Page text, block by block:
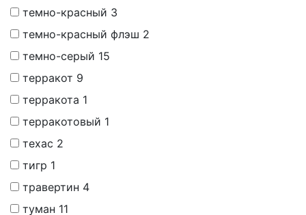
темно-красный 3
темно-красный флэш 2
темно-серый 15
терракот 9
терракота 1
терракотовый 1
техас 2
тигр 1
травертин 4
туман 11